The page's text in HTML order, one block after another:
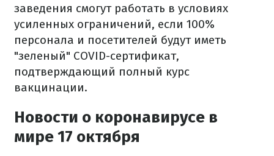
заведения смогут работать в условиях
усиленных ограничений, если 100%
персонала и посетителей будут иметь
"зеленый" COVID-сертификат,
подтверждающий полный курс
вакцинации.
Новости о коронавирусе в
мире 17 октября